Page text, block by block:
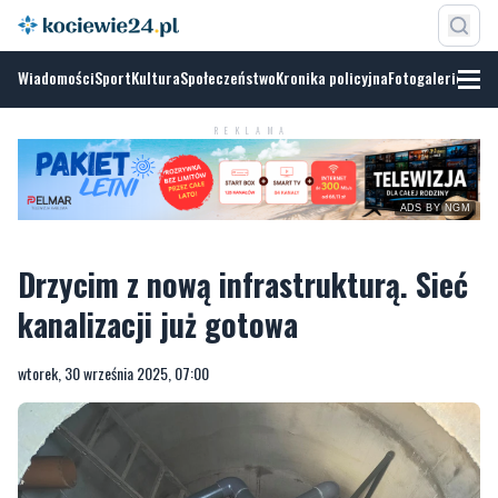
WiadomościSportKulturaSpołeczeństwoKronika policyjnaFotogalerie
REKLAMA
ADS BY NGM
Drzycim z nową infrastrukturą. Sieć
kanalizacji już gotowa
wtorek, 30 września 2025, 07:00